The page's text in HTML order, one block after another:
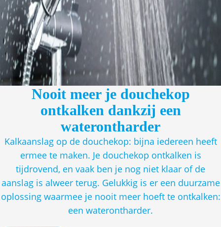
Nooit meer je douchekop
ontkalken dankzij een
waterontharder
Kalkaanslag op de douchekop: bijna iedereen heeft
ermee te maken. Je douchekop ontkalken is
tijdrovend, en vaak ben je nog niet klaar of de
aanslag is alweer terug. Gelukkig is er een duurzame
oplossing waarmee je nooit meer hoeft te ontkalken:
een waterontharder.